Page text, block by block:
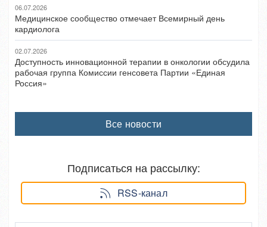
06.07.2026
Медицинское сообщество отмечает Всемирный день
кардиолога
02.07.2026
Доступность инновационной терапии в онкологии обсудила
рабочая группа Комиссии генсовета Партии «Единая
Россия»
Все новости
Подписаться на рассылку:
RSS-канал